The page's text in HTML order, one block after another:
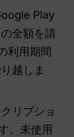
Play
全額を請
利用期間
越しま
リプショ
。未使用